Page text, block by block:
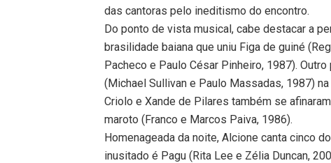
das cantoras pelo ineditismo do encontro.
Do ponto de vista musical, cabe destacar a
brasilidade baiana que uniu Figa de guiné
Pacheco e Paulo César Pinheiro, 1987).
(Michael Sullivan e Paulo Massadas, 1987)
Criolo e Xande de Pilares também se
maroto (Franco e Marcos Paiva, 1986).
Homenageada da noite, Alcione canta cinco
inusitado é Pagu (Rita Lee e Zélia Duncan,